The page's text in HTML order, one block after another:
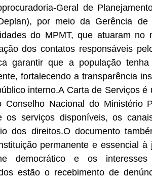
Geral de
por meio da Gerência
do MPMT, que atuaram no
dos contatos responsáveis
garantir que a população
fortalecendo a transparência
interno.A Carta de Serviços é
Nacional do Ministério
os serviços disponíveis, os
dos direitos.O documento
permanente e essencial à
democrático e os interesses
estão o recebimento de